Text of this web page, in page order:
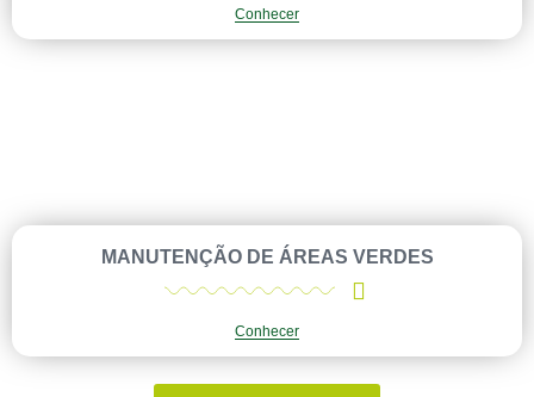
Conhecer
MANUTENÇÃO DE ÁREAS VERDES
Conhecer